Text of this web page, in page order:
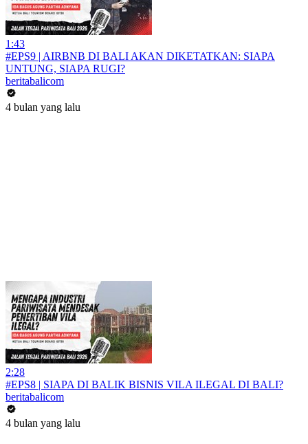
1:43
#EPS9 | AIRBNB DI BALI AKAN DIKETATKAN: SIAPA
UNTUNG, SIAPA RUGI?
beritabalicom
4 bulan yang lalu
2:28
#EPS8 | SIAPA DI BALIK BISNIS VILA ILEGAL DI BALI?
beritabalicom
4 bulan yang lalu